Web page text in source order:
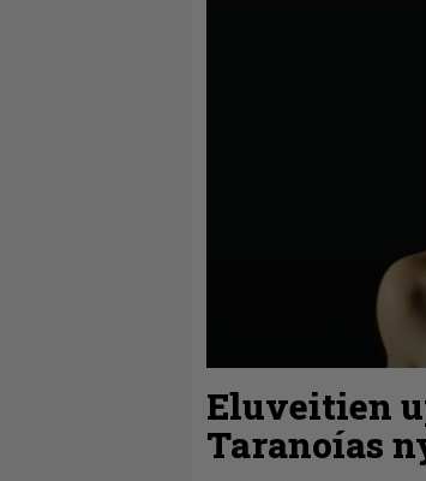
Eluveitien
Taranoías